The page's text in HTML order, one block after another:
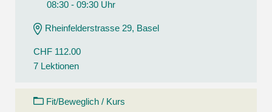
08:30 - 09:30 Uhr
Rheinfelderstrasse 29, Basel
CHF 112.00
7 Lektionen
Fit/Beweglich / Kurs